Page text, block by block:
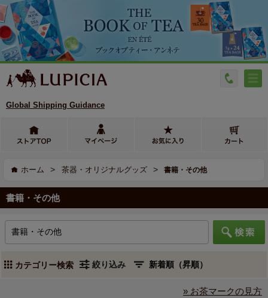
Global Shipping Guidance
ホーム > 茶器・オリジナルグッズ > 書籍・その他
書籍・その他
カテゴリー検索 絞り込み
» お茶マークの見方